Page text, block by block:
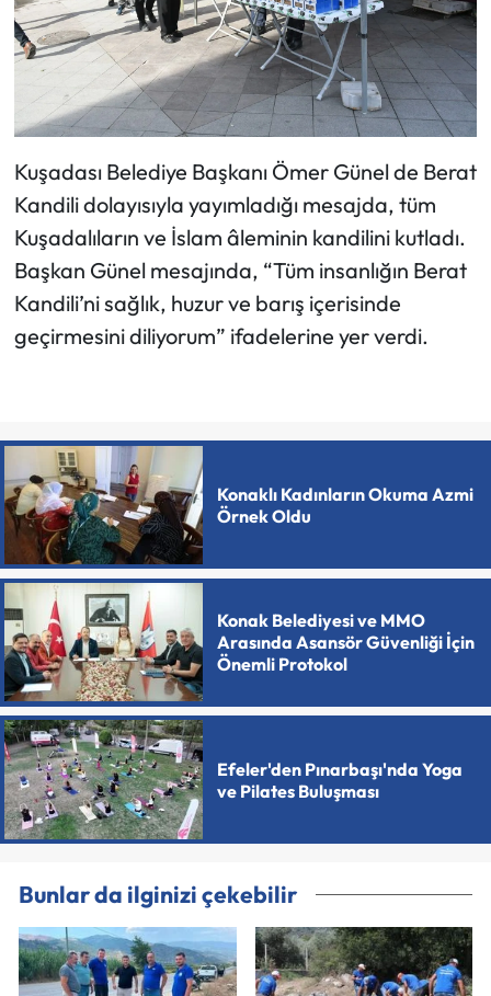
Kuşadası Belediye Başkanı Ömer Günel de Berat
Kandili dolayısıyla yayımladığı mesajda, tüm
Kuşadalıların ve İslam âleminin kandilini kutladı.
Başkan Günel mesajında, “Tüm insanlığın Berat
Kandili’ni sağlık, huzur ve barış içerisinde
geçirmesini diliyorum” ifadelerine yer verdi.
Konaklı Kadınların Okuma Azmi
Örnek Oldu
Konak Belediyesi ve MMO
Arasında Asansör Güvenliği İçin
Önemli Protokol
Efeler'den Pınarbaşı'nda Yoga
ve Pilates Buluşması
Bunlar da ilginizi çekebilir